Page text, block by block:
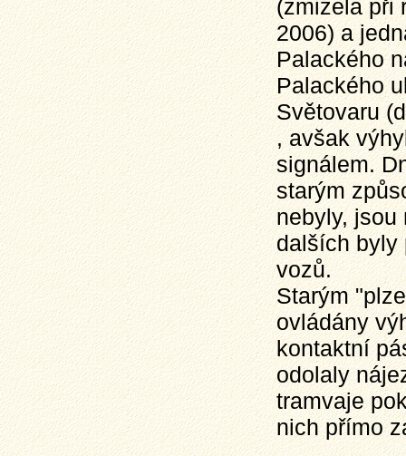
(zmizela při
2006) a
Palackého
Palackého
Světovaru
, avšak
signálem.
starým
nebyly, jsou
dalších byly
vozů.
Starým
ovládány
kontaktní
odolaly
tramvaje
nich přímo